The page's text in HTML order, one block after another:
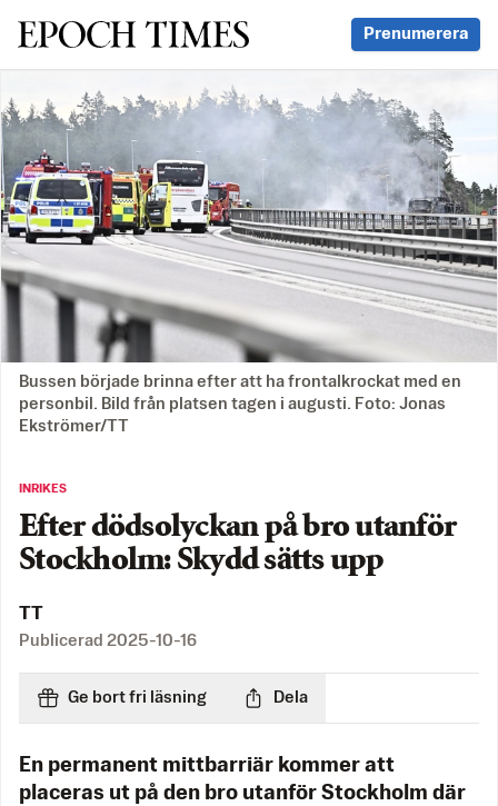
Svenska Epoch Times Prenumerera
Bussen började brinna efter att ha frontalkrockat med en
personbil. Bild från platsen tagen i augusti. Foto: Jonas
Ekströmer/TT
INRIKES
Efter dödsolyckan på bro utanför
Stockholm: Skydd sätts upp
TT
Publicerad 2025-10-16
Ge bort fri läsning Dela
En permanent mittbarriär kommer att
placeras ut på den bro utanför Stockholm där